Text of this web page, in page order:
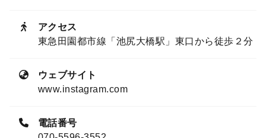
アクセス
東急田園都市線「池尻大橋駅」東口から徒歩２分
ウェブサイト
www.instagram.com
電話番号